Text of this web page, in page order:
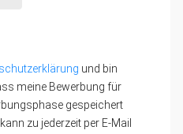
und bin
meine Bewerbung für
gespeichert
zu jederzeit per E-Mail